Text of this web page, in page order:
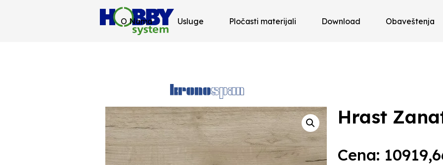
O Nama Usluge Pločasti materijali Download Obaveštenja
Hrast
Cena: